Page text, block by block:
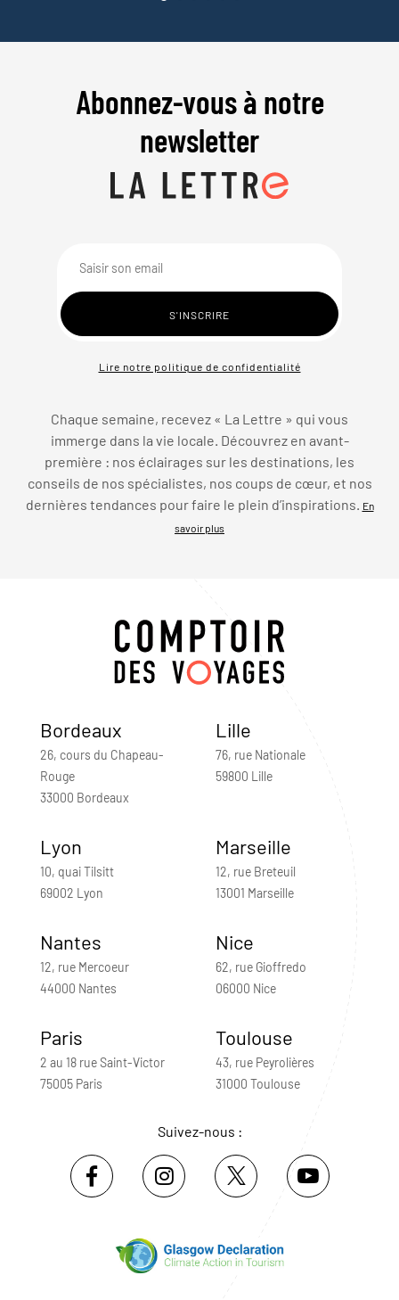
Abonnez-vous à notre
newsletter
Lire notre politique de confidentialité
Chaque semaine, recevez « La Lettre » qui vous
immerge dans la vie locale. Découvrez en avant-
première : nos éclairages sur les destinations, les
conseils de nos spécialistes, nos coups de cœur, et nos
dernières tendances pour faire le plein d’inspirations. En
savoir plus
Bordeaux
26, cours du Chapeau-
Rouge
33000 Bordeaux
Lille
76, rue Nationale
59800 Lille
Lyon
10, quai Tilsitt
69002 Lyon
Marseille
12, rue Breteuil
13001 Marseille
Nantes
12, rue Mercoeur
44000 Nantes
Nice
62, rue Gioffredo
06000 Nice
Paris
2 au 18 rue Saint-Victor
75005 Paris
Toulouse
43, rue Peyrolières
31000 Toulouse
Suivez-nous :